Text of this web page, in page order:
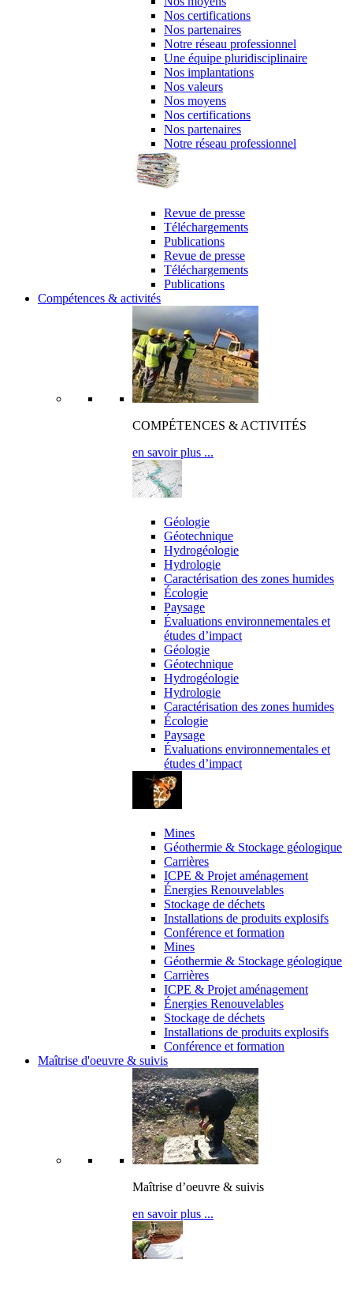
Nos certifications
Nos partenaires
Notre réseau professionnel
Une équipe pluridisciplinaire
Nos implantations
Nos valeurs
Nos moyens
Nos certifications
Nos partenaires
Notre réseau professionnel
Revue de presse
Téléchargements
Publications
Revue de presse
Téléchargements
Publications
Compétences & activités
COMPÉTENCES & ACTIVITÉS
en savoir plus ...
Géologie
Géotechnique
Hydrogéologie
Hydrologie
Caractérisation des zones humides
Écologie
Paysage
Évaluations environnementales et
études d’impact
Géologie
Géotechnique
Hydrogéologie
Hydrologie
Caractérisation des zones humides
Écologie
Paysage
Évaluations environnementales et
études d’impact
Mines
Géothermie & Stockage géologique
Carrières
ICPE & Projet aménagement
Énergies Renouvelables
Stockage de déchets
Installations de produits explosifs
Conférence et formation
Mines
Géothermie & Stockage géologique
Carrières
ICPE & Projet aménagement
Énergies Renouvelables
Stockage de déchets
Installations de produits explosifs
Conférence et formation
Maîtrise d'oeuvre & suivis
Maîtrise d’oeuvre & suivis
en savoir plus ...